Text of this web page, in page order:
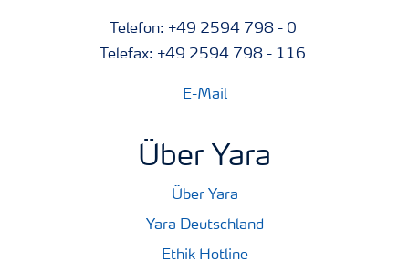
Telefon: +49 2594 798 - 0
Telefax: +49 2594 798 - 116
E-Mail
Über Yara
Über Yara
Yara Deutschland
Ethik Hotline